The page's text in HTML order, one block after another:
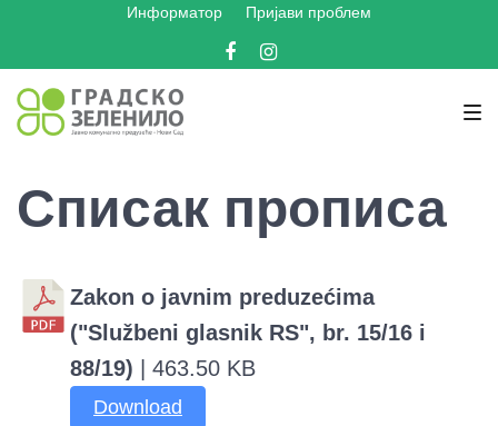
main
navigation
content
footer
Информатор Пријави проблем
FacebookInstagram
Списак прописа
Zakon o javnim preduzećima
("Službeni glasnik RS", br. 15/16 i
88/19) | 463.50 KB
Download